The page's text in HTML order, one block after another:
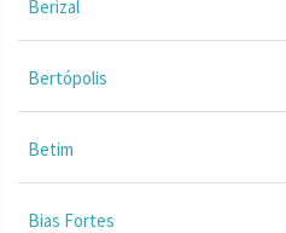
Berizal
Bertópolis
Betim
Bias Fortes